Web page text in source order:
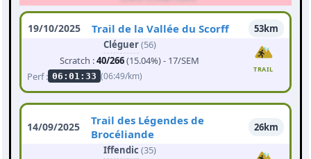
19/10/2025 Trail de la Vallée du Scorff
53km
Cléguer(56)
Scratch :40/266(15.04%) - 17/SEM
Perf : 06:01:33 (06:49/km)
TRAIL
14/09/2025
Trail des Légendes de
Brocéliande
26km
Iffendic (35)